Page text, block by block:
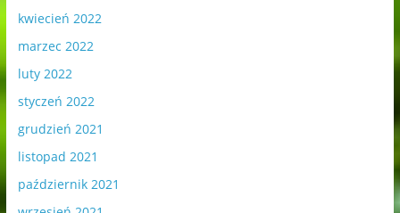
kwiecień 2022
marzec 2022
luty 2022
styczeń 2022
grudzień 2021
listopad 2021
październik 2021